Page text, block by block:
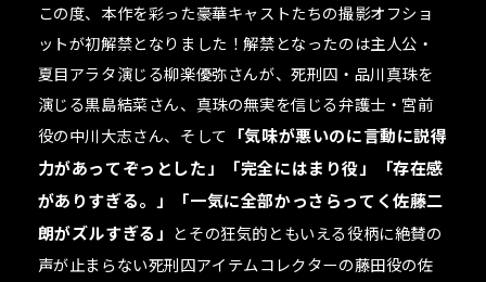
この度、本作を彩った豪華キャストたちの撮影オフショ
ットが初解禁となりました！解禁となったのは主人公・
夏目アラタ演じる柳楽優弥さんが、死刑囚・品川真珠を
演じる黒島結菜さん、真珠の無実を信じる弁護士・宮前
役の中川大志さん、そして 「気味が悪いのに言動に説得
力があってぞっとした」「完全にはまり役」「存在感
がありすぎる。」「一気に全部かっさらってく佐藤二
朗がズルすぎる」 とその狂気的ともいえる役柄に絶賛の
声が止まらない死刑囚アイテムコレクターの藤田役の佐